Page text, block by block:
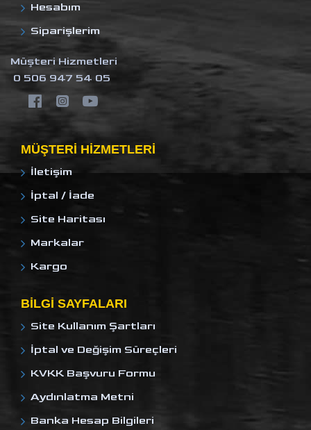
Hesabım
Siparişlerim
Müşteri Hizmetleri
0 506 947 54 05
MÜŞTERI HIZMETLERI
İletişim
İptal / İade
Site Haritası
Markalar
Kargo
BILGI SAYFALARI
Site Kullanım Şartları
İptal ve Değişim Süreçleri
KVKK Başvuru Formu
Aydınlatma Metni
Banka Hesap Bilgileri